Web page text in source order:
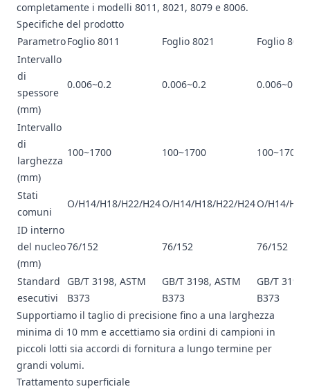
completamente i modelli 8011, 8021, 8079 e 8006.
Specifiche del prodotto
ParametroFoglio 8011 Foglio 8021
Foglio 8079
Intervallo
di
spessore
(mm)
0.006~0.2 0.006~0.2 0.006~0.2
Intervallo
di
larghezza
(mm)
100~1700 100~1700 100~1700
Stati
comuni
O/H14/H18/H22/H24O/H14/H18/H22/H24O/H14/
ID interno
del nucleo
(mm)
76/152 76/152 76/152
Standard
esecutivi
GB/T 3198, ASTM
B373
GB/T 3198, ASTM
B373
GB/T 3198,
B373
Supportiamo il taglio di precisione fino a una larghezza
minima di 10 mm e accettiamo sia ordini di campioni in
piccoli lotti sia accordi di fornitura a lungo termine per
grandi volumi.
Trattamento superficiale